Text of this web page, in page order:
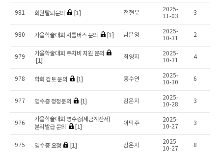
981 회원탈퇴문의 [1] 전현우
2025-
11-03
3
980 가을학술대회 셔틀버스 문의 [1] 남은영
2025-
10-31
2
979
가을학술대회 주차비 지원 문의
[1]
최영지
2025-
10-31
4
978 학회 검토 문의 [1] 홍수연
2025-
10-30
6
977 영수증 정정문의 [1] 김은지
2025-
10-28
3
976
가을학술대회 영수증(세금계산서)
분리발급 문의
[1] 이덕주
2025-
10-27
3
975 영수증 요청 [1] 김은지
2025-
10-27
8